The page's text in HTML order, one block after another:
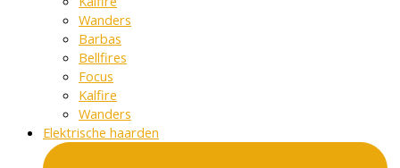
Wanders
Barbas
Bellfires
Focus
Kalfire
Wanders
Elektrische haarden